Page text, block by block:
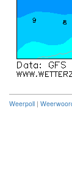
Weerpoll |